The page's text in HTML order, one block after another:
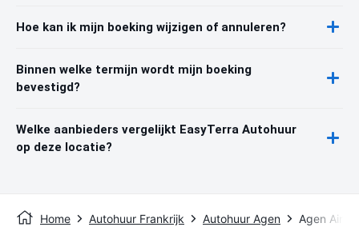
Hoe kan ik mijn boeking wijzigen of annuleren?
Binnen welke termijn wordt mijn boeking
bevestigd?
Welke aanbieders vergelijkt EasyTerra Autohuur
op deze locatie?
Home Autohuur Frankrijk Autohuur Agen Agen